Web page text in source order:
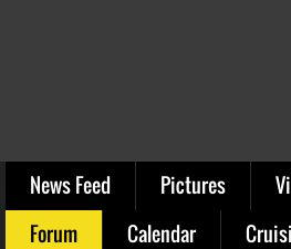
News Feed Pictures
Forum
Calendar